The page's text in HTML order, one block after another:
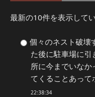
最新の10件を表示して
個々のネスト破壊
た後に駐車場に
所に今までいな
てくることあって
22:38:34